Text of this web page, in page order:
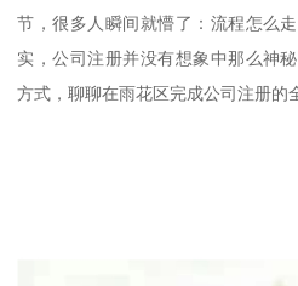
节，很多人瞬间就懵了：流程怎么
实，公司注册并没有想象中那么神
方式，聊聊在雨花区完成公司注册的